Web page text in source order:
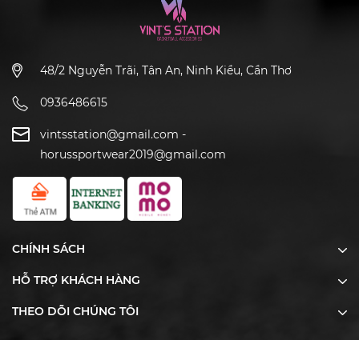
48/2 Nguyễn Trãi, Tân An, Ninh Kiều, Cần Thơ
0936486615
vintsstation@gmail.com -
horussportwear2019@gmail.com
CHÍNH SÁCH
HỖ TRỢ KHÁCH HÀNG
THEO DÕI CHÚNG TÔI